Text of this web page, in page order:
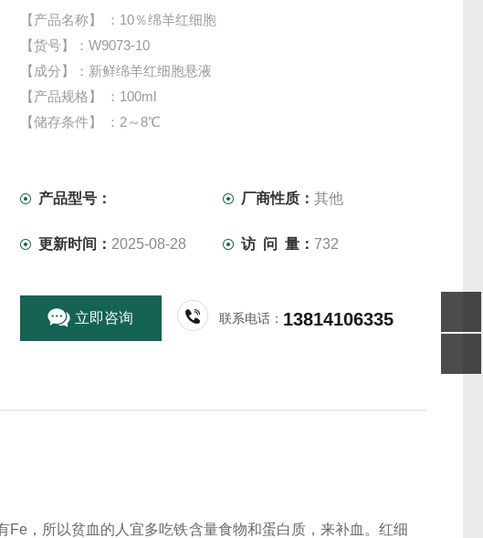
【产品名称】 ：10％绵羊红细胞
【货号】：W9073-10
【成分】：新鲜绵羊红细胞悬液
【产品规格】 ：100ml
【储存条件】 ：2～8℃
产品型号： 厂商性质：其他
更新时间： 2025-08-28 访 问 量： 732
立即咨询 联系电话： 13814106335
，所以贫血的人宜多吃铁含量食物和蛋白质，来补血。红细